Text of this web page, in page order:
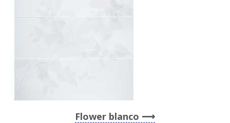
Flower blanco